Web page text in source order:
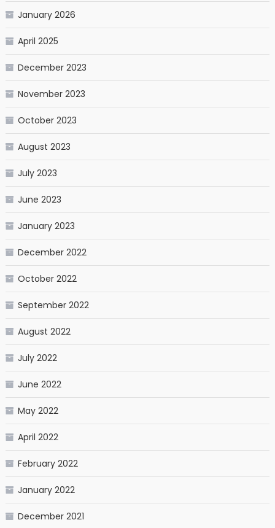
January 2026
April 2025
December 2023
November 2023
October 2023
August 2023
July 2023
June 2023
January 2023
December 2022
October 2022
September 2022
August 2022
July 2022
June 2022
May 2022
April 2022
February 2022
January 2022
December 2021